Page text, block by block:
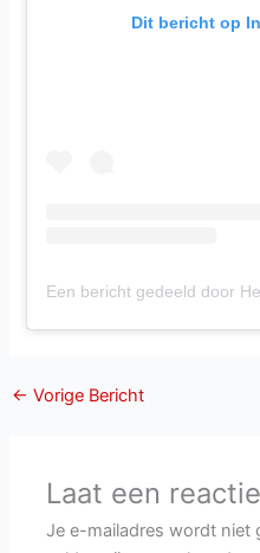
Dit bericht op
← Vorige Bericht
Laat een
Je e-mailadres wordt niet